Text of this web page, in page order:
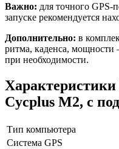
Важно: для точного
запуске рекомендуется
Дополнительно: в
ритма, каденса,
при необходимости.
Характеристики
Cycplus M2, с
Тип компьютера
Система GPS